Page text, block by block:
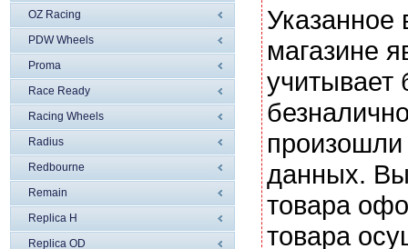
OZ Racing
PDW Wheels
Proma
Race Ready
Racing Wheels
Radius
Redbourne
Remain
Replica H
Replica OD
магазине
учитывает
данных. Вы
товара
товара